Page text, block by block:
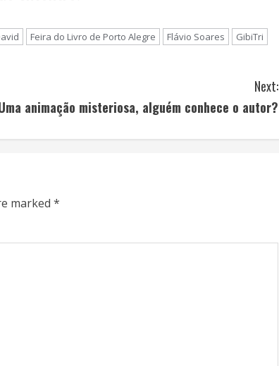
Feira do Livro de Porto Alegre Flávio Soares
GibiTri
Next:
animação misteriosa, alguém conhece o autor?
marked *